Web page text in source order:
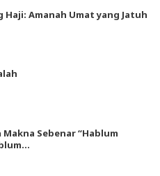
Haji: Amanah Umat yang Jatuh
Sebenar “Hablum